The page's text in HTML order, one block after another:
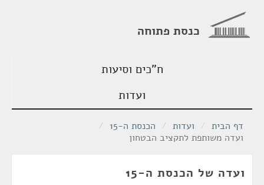
כנסת פתוחה
ח"כים וסיעות
ועדות
דף הבית / ועדות / הכנסת ה-15
/
ועדה משותפת לתקציב הבטחון
ועדה של הכנסת ה-15